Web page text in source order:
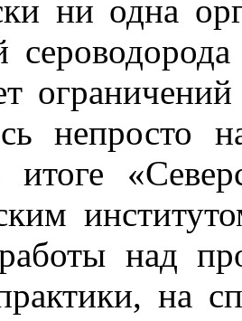
ни одна
непросто
над
на